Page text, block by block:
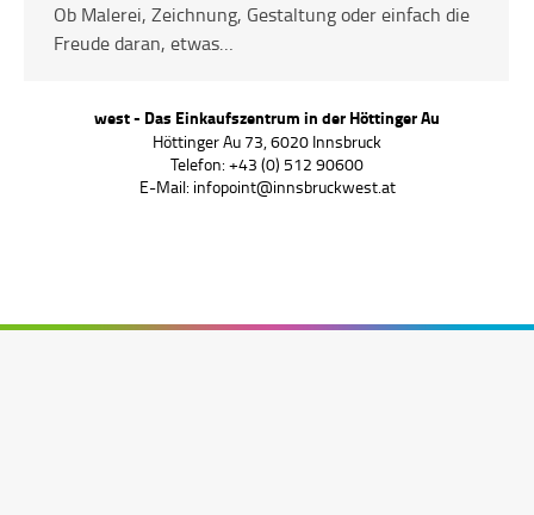
Ob Malerei, Zeichnung, Gestaltung oder einfach die
Freude daran, etwas…
west - Das Einkaufszentrum in der Höttinger Au
Höttinger Au 73, 6020 Innsbruck
Telefon: +43 (0) 512 90600
E-Mail: infopoint@innsbruckwest.at